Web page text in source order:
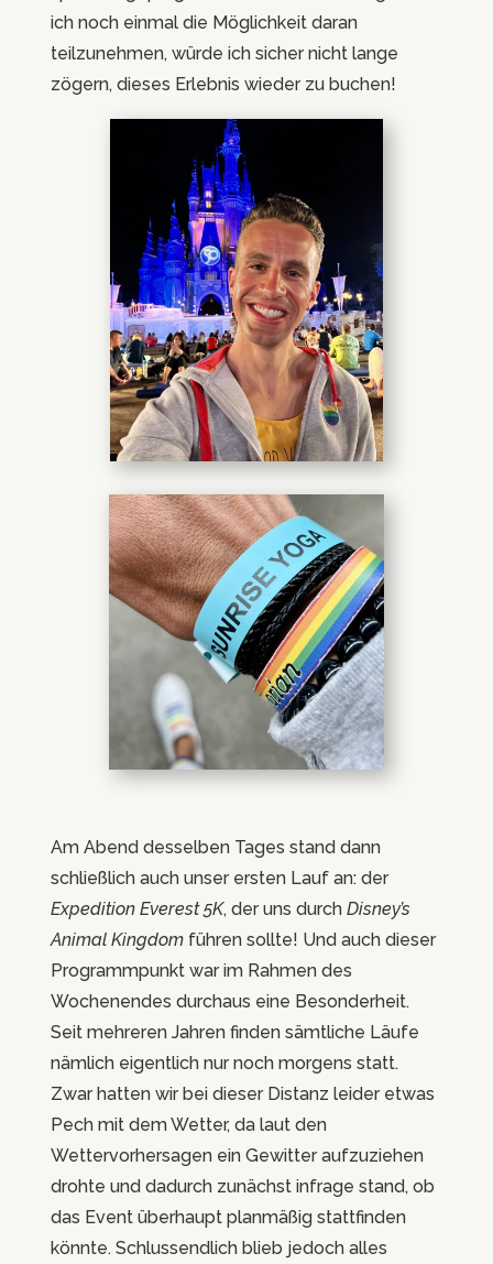
ich noch einmal die Möglichkeit daran
teilzunehmen, würde ich sicher nicht lange
zögern, dieses Erlebnis wieder zu buchen!
Am Abend desselben Tages stand dann
schließlich auch unser ersten Lauf an: der
Expedition Everest 5K, der uns durch Disney’s
Animal Kingdomführen sollte! Und auch dieser
Programmpunkt war im Rahmen des
Wochenendes durchaus eine Besonderheit.
Seit mehreren Jahren finden sämtliche Läufe
nämlich eigentlich nur noch morgens statt.
Zwar hatten wir bei dieser Distanz leider etwas
Pech mit dem Wetter, da laut den
Wettervorhersagen ein Gewitter aufzuziehen
drohte und dadurch zunächst infrage stand, ob
das Event überhaupt planmäßig stattfinden
könnte. Schlussendlich blieb jedoch alles